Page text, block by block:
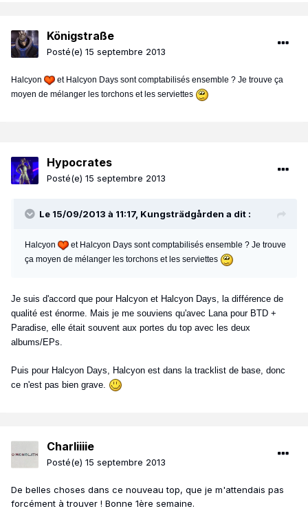
Königstraße
Posté(e) 15 septembre 2013
Halcyon
et Halcyon Days sont comptabilisés ensemble ? Je trouve ça
moyen de mélanger les torchons et les serviettes
Hypocrates
Posté(e) 15 septembre 2013
Le 15/09/2013 à 11:17, Kungsträdgården a dit :
Halcyon
et Halcyon Days sont comptabilisés ensemble ? Je trouve
ça moyen de mélanger les torchons et les serviettes
Je suis d'accord que pour Halcyon et Halcyon Days, la différence de
qualité est énorme. Mais je me souviens qu'avec Lana pour BTD +
Paradise, elle était souvent aux portes du top avec les deux
albums/EPs.
Puis pour Halcyon Days, Halcyon est dans la tracklist de base, donc
ce n'est pas bien grave.
Charliiiie
Posté(e) 15 septembre 2013
De belles choses dans ce nouveau top, que je m'attendais pas
forcément à trouver ! Bonne 1ère semaine.